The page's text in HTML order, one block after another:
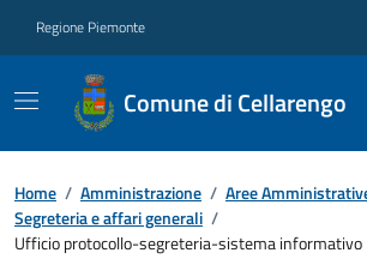
Regione Piemonte
Comune di Cellarengo
Home / Amministrazione / Aree
Segreteria e affari generali /
Ufficio protocollo-segreteria-sistema informativo